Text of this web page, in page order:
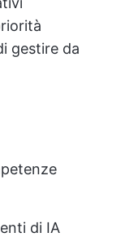
gestire da
di IA